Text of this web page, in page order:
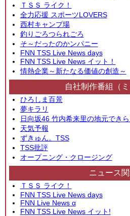
ＴＳＳ ライク！
全力応援 スポーツLOVERS
西村キャンプ場
釣りごろつられごろ
そ～だったのかンパニー
FNN TSS Live News days
FNN TSS Live News イット！
情熱企業～新たなる価値の創造～
自社制作番組（ミ
ひろしま百景
夢キラリ
日向坂46 竹内希来里の地元でき
天気予報
ずきゅん。TSS
TSS批評
オープニング・クロージング
ニュース
ＴＳＳ ライク！
FNN TSS Live News days
FNN Live News α
FNN TSS Live News イット!